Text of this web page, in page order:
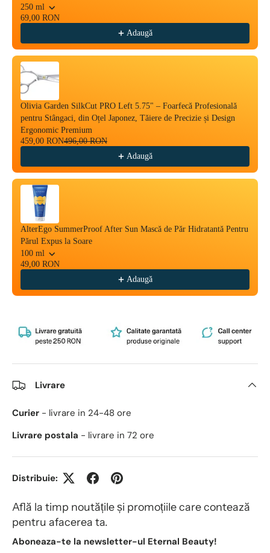
250 ml
69,00 RON
Adaugă
Olivia Garden SilkCut PRO Left 5.75" – Foarfecă Profesională
pentru Stângaci, din Oțel Japonez, Tăiere de Precizie și Design
Ergonomic Premium
459,00 RON496,00 RON
Adaugă
AlterEgo SummerProof After Sun Mască de Păr Hidratantă Pentru
Părul Expus la Soare
100 ml
49,00 RON
Adaugă
Livrare
Curier - livrare in 24-48 ore
Livrare postala - livrare in 72 ore
Distribuie:
Află la timp noutățile și promoțiile care contează
pentru afacerea ta.
Aboneaza-te la newsletter-ul Eternal Beauty!